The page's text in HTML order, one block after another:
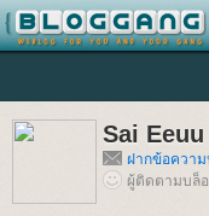
Sai Eeuu
ฝากข้อความ
ผู้ติดตามบล็